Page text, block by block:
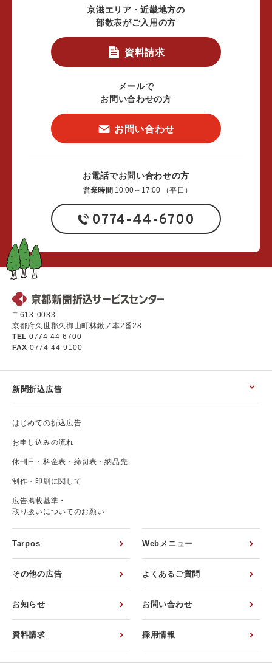
京滋エリア・近畿地方の
部数表がご入用の方
資料請求
メールで
お問い合わせの方
お問い合わせ
お電話でお問い合わせの方
営業時間 10:00～17:00 （平日）
0774-44-6700
〒613-0033
京都府久世郡久御山町林鍬ノ本2番28
TEL 0774-44-6700
FAX 0774-44-9100
新聞折込広告
はじめての折込広告
お申し込みの流れ
休刊日・料金表・締切表・納品先
制作・印刷に関して
広告掲載基準・
取り扱いについてのお願い
Tarpos Webメニュー
その他の広告 よくあるご質問
お知らせ お問い合わせ
資料請求 採用情報